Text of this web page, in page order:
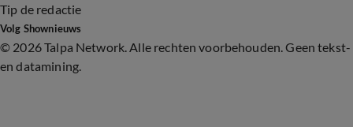
Tip de redactie
Volg Shownieuws
© 2026 Talpa Network. Alle rechten voorbehouden. Geen tekst-
en datamining.